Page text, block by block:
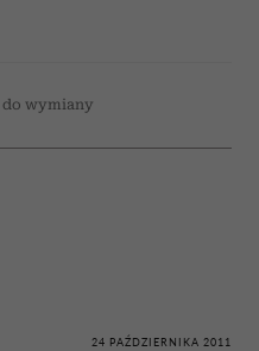
do wymiany
24 PAŹDZIERNIKA 2011